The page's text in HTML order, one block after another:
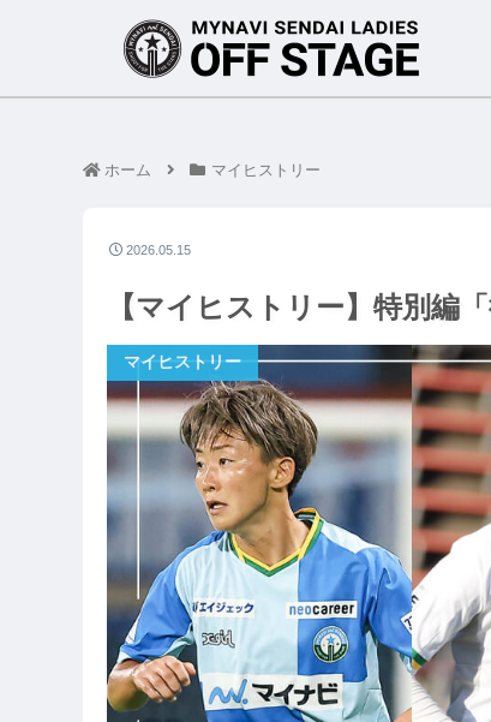
ホーム マイヒストリー
【マイヒストリー】特別編
マイヒストリー
2026.05.15